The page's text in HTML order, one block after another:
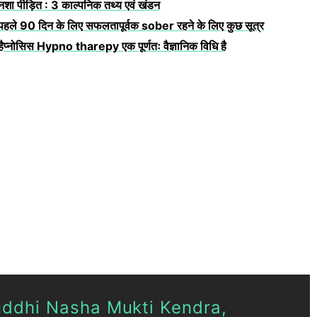
पीड़ित : 3 काल्पनिक तथ्य एवं खंडन
90 दिन के लिए सफलतापूर्वक sober रहने के लिए कुछ सूत्र
Hypno tharepy एक पूर्णतः वैज्ञानिक विधि है
Nasha Mukti Kendra,